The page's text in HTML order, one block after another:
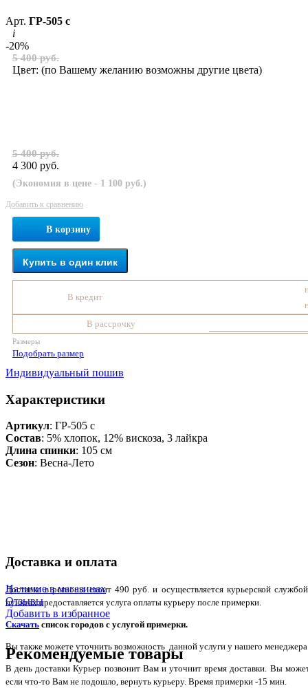
Арт. ГР-505 с
i
-20%
5 400 руб.
Цвет: (по Вашему желанию возможны другие цвета)
5 400 руб.
4 300 руб.
(Экономия в цене - 1 100 руб.)
Добавить к сравнению
В корзину
Купить в один клик
В кредит
В рассрочку
Размеры
Подобрать размер
Индивидуальный пошив
Характеристики
Артикул: ГР-505 с
Состав: 5% хлопок, 12% вискоза, 3 лайкра
Длина спинки: 105 см
Сезон: Весна-Лето
Доставка и оплата
Доставка в регионы стоит 490 руб. и осуществляется курьерской
пунктах предоставляется услуга оплаты курьеру после примерки.
Скачать список городов с услугой примерки.
Вы также можете уточнить возможность данной услуги у нашего
В день доставки Курьер позвонит Вам и уточнит время доставки. Вы
если что-то Вам не подошло, вернуть курьеру. Время примерки -15 мин.
Наличие в магазинах
Отзывы
Добавить в избранное
Рекомендуемые товары